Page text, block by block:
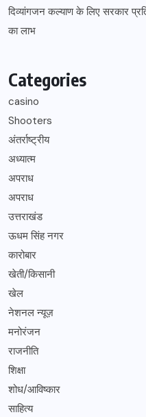
दिव्यांगजन कल्याण के लिए सरकार
का लाभ
Categories
casino
Shooters
अंतर्राष्ट्रीय
अध्यात्म
अपराध
अपराध
उत्तराखंड
ऊधम सिंह नगर
कारोबार
खेती/किसानी
खेल
नेशनल न्यूज़
मनोरंजन
राजनीति
शिक्षा
शोध/आविष्कार
साहित्य